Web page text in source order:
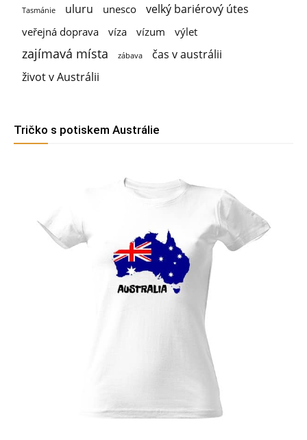
Tasmánie uluru unesco velký bariérový útes
veřejná doprava víza vízum výlet
zajímavá místa zábava
čas v austrálii
život v Austrálii
Tričko s potiskem Austrálie